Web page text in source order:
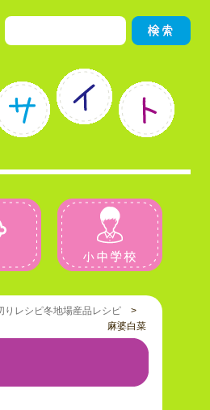
園児
りレシピ冬地場産品レシピ >
麻婆白菜